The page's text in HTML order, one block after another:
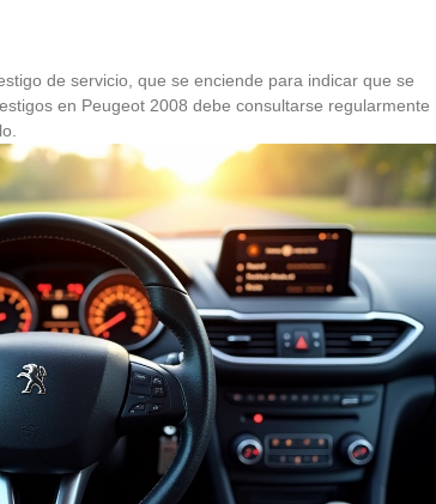
de servicio, que se enciende para indicar que se
en Peugeot 2008 debe consultarse regularmente